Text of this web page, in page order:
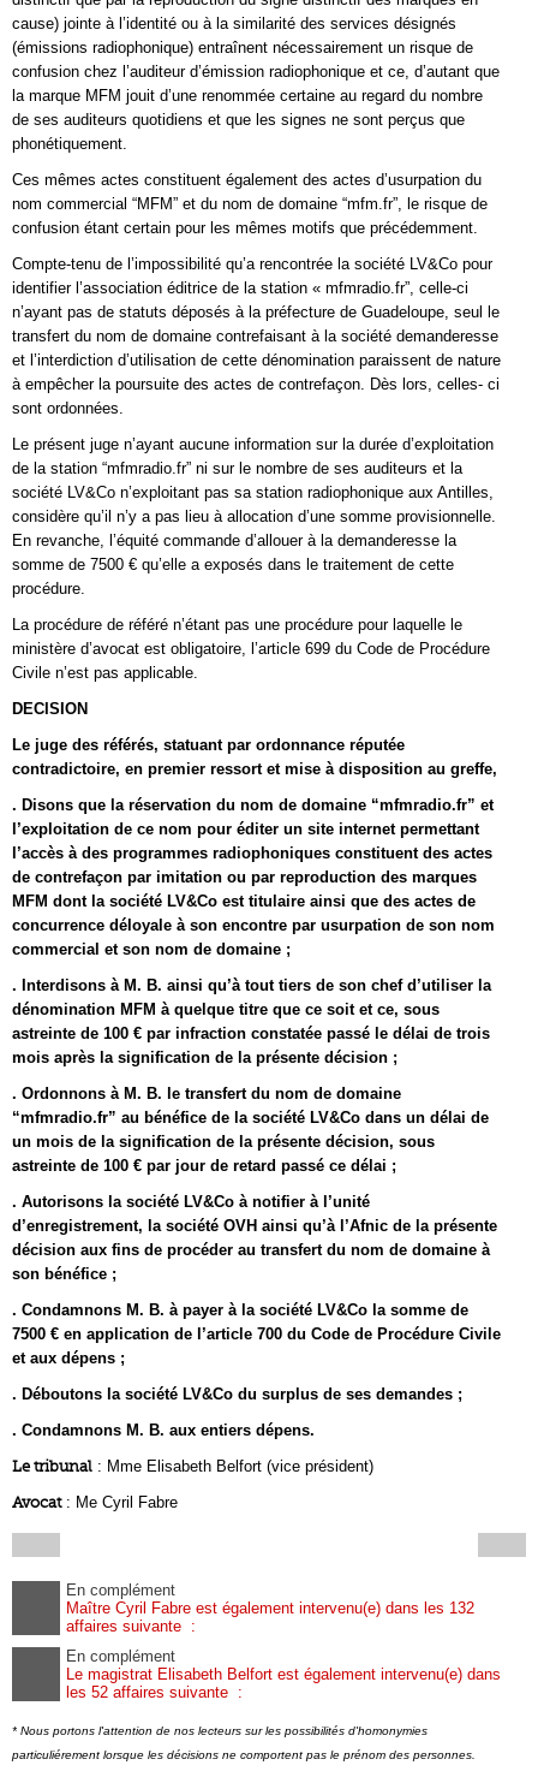
cause) jointe à l’identité ou à la similarité des services désignés
(émissions radiophonique) entraînent nécessairement un risque de
confusion chez l’auditeur d’émission radiophonique et ce, d’autant que
la marque MFM jouit d’une renommée certaine au regard du nombre
de ses auditeurs quotidiens et que les signes ne sont perçus que
phonétiquement.
Ces mêmes actes constituent également des actes d’usurpation du
nom commercial “MFM” et du nom de domaine “mfm.fr”, le risque de
confusion étant certain pour les mêmes motifs que précédemment.
Compte-tenu de l’impossibilité qu’a rencontrée la société LV&Co pour
identifier l’association éditrice de la station « mfmradio.fr”, celle-ci
n’ayant pas de statuts déposés à la préfecture de Guadeloupe, seul le
transfert du nom de domaine contrefaisant à la société demanderesse
et l’interdiction d’utilisation de cette dénomination paraissent de nature
à empêcher la poursuite des actes de contrefaçon. Dès lors, celles- ci
sont ordonnées.
Le présent juge n’ayant aucune information sur la durée d’exploitation
de la station “mfmradio.fr” ni sur le nombre de ses auditeurs et la
société LV&Co n’exploitant pas sa station radiophonique aux Antilles,
considère qu’il n’y a pas lieu à allocation d’une somme provisionnelle.
En revanche, l’équité commande d’allouer à la demanderesse la
somme de 7500 € qu’elle a exposés dans le traitement de cette
procédure.
La procédure de référé n’étant pas une procédure pour laquelle le
ministère d’avocat est obligatoire, l’article 699 du Code de Procédure
Civile n’est pas applicable.
DECISION
Le juge des référés, statuant par ordonnance réputée
contradictoire, en premier ressort et mise à disposition au greffe,
. Disons que la réservation du nom de domaine “mfmradio.fr” et
l’exploitation de ce nom pour éditer un site internet permettant
l’accès à des programmes radiophoniques constituent des actes
de contrefaçon par imitation ou par reproduction des marques
MFM dont la société LV&Co est titulaire ainsi que des actes de
concurrence déloyale à son encontre par usurpation de son nom
commercial et son nom de domaine ;
. Interdisons à M. B. ainsi qu’à tout tiers de son chef d’utiliser la
dénomination MFM à quelque titre que ce soit et ce, sous
astreinte de 100 € par infraction constatée passé le délai de trois
mois après la signification de la présente décision ;
. Ordonnons à M. B. le transfert du nom de domaine
“mfmradio.fr” au bénéfice de la société LV&Co dans un délai de
un mois de la signification de la présente décision, sous
astreinte de 100 € par jour de retard passé ce délai ;
. Autorisons la société LV&Co à notifier à l’unité
d’enregistrement, la société OVH ainsi qu’à l’Afnic de la présente
décision aux fins de procéder au transfert du nom de domaine à
son bénéfice ;
. Condamnons M. B. à payer à la société LV&Co la somme de
7500 € en application de l’article 700 du Code de Procédure Civile
et aux dépens ;
. Déboutons la société LV&Co du surplus de ses demandes ;
. Condamnons M. B. aux entiers dépens.
Le tribunal : Mme Elisabeth Belfort (vice président)
Avocat: Me Cyril Fabre
En complément
Maître Cyril Fabre est également intervenu(e) dans les 132
affaires suivante :
En complément
Le magistrat Elisabeth Belfort est également intervenu(e) dans
les 52 affaires suivante :
* Nous portons l'attention de nos lecteurs sur les possibilités d'homonymies
particuliérement lorsque les décisions ne comportent pas le prénom des personnes.